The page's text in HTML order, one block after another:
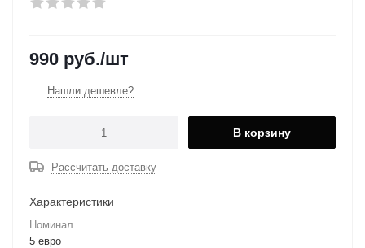
990 руб./шт
Нашли дешевле?
В корзину
Рассчитать доставку
Характеристики
Номинал
5 евро